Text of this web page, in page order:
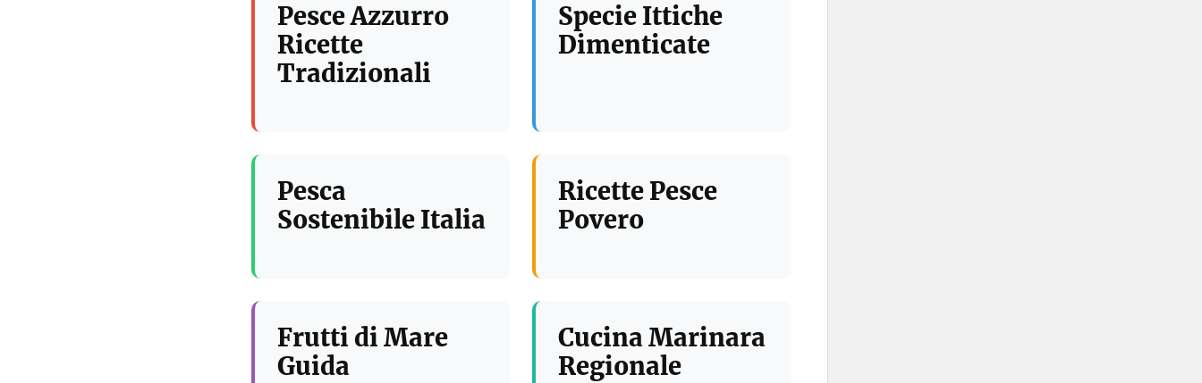
Pesce Azzurro
Ricette
Tradizionali
Specie Ittiche
Dimenticate
Pesca
Sostenibile Italia
Ricette Pesce
Povero
Frutti di Mare
Guida
Cucina Marinara
Regionale